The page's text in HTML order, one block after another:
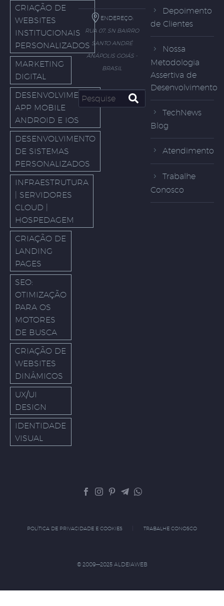
CRIAÇÃO DE
WEBSITES
INSTITUCIONAIS
PERSONALIZADOS
MARKETING
DIGITAL
DESENVOLVIMENTO
APP MOBILE
ANDROID E IOS
DESENVOLVIMENTO
DE SISTEMAS
PERSONALIZADOS
INFRAESTRUTURA
| SERVIDORES
CLOUD |
HOSPEDAGEM
CRIAÇÃO DE
LANDING
PAGES
SEO:
OTIMIZAÇÃO
PARA OS
MOTORES
DE BUSCA
CRIAÇÃO DE
WEBSITES
DINÂMICOS
UX/UI
DESIGN
IDENTIDADE
VISUAL
ENDEREÇO:
RUA 07, SN BAIRRO
SANTO ANDRÉ
ANÁPOLIS GOIÁS -
BRASIL
Depoimento
de Clientes
Nossa
Metodologia
Assertiva de
Desenvolvimento
TechNews
Blog
Atendimento
Trabalhe
Conosco
POLÍTICA DE PRIVACIDADE E COOKIES TRABALHE CONOSCO
© 2009—2025 ALDEIAWEB